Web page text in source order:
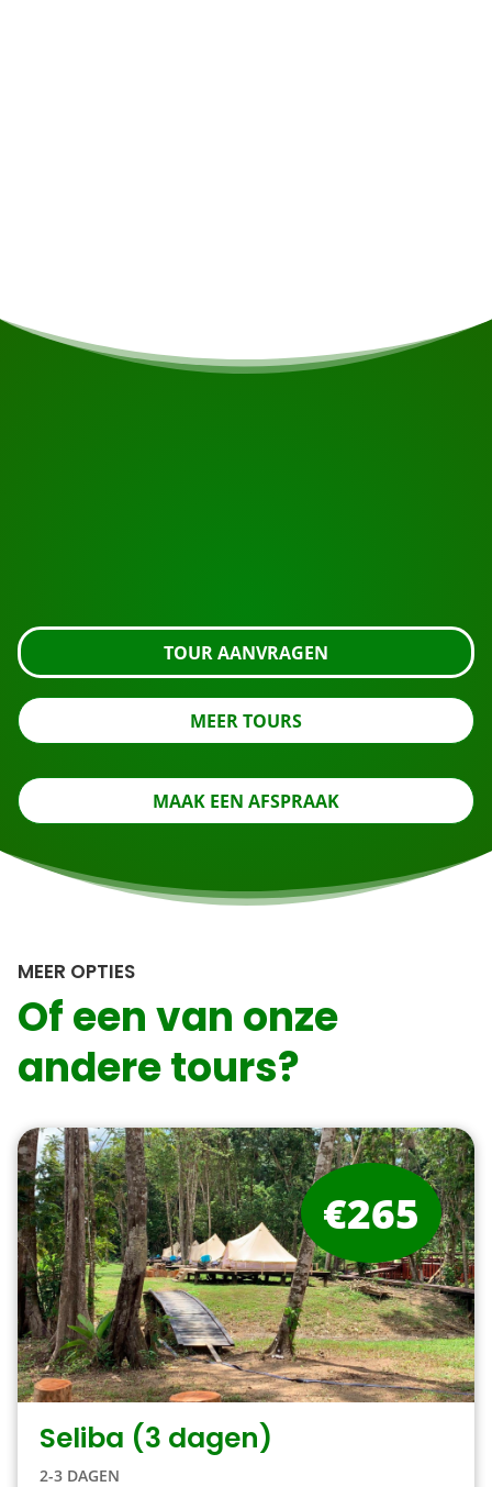
TOUR AANVRAGEN
MEER TOURS
MAAK EEN AFSPRAAK
MEER OPTIES
Of een van onze
andere tours?
Seliba (3 dagen)
2-3 DAGEN
€265